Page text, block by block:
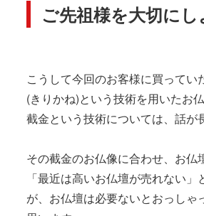
ご先祖様を大切にし
こうして今回のお客様に買って
(きりかね)という技術を用いたお仏
截金という技術については、話が
その截金のお仏像に合わせ、お仏
「最近は高いお仏壇が売れない
が、お仏壇は必要ないとおっし